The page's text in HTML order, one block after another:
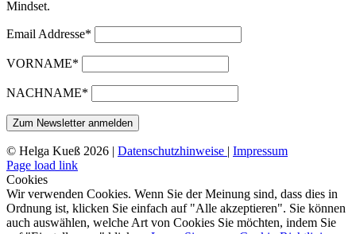
Mindset.
Email Addresse*
VORNAME*
NACHNAME*
© Helga Kueß 2026 | Datenschutzhinweise | Impressum
Page load link
Cookies
Wir verwenden Cookies. Wenn Sie der Meinung sind, dass dies in
Ordnung ist, klicken Sie einfach auf "Alle akzeptieren". Sie können
auch auswählen, welche Art von Cookies Sie möchten, indem Sie